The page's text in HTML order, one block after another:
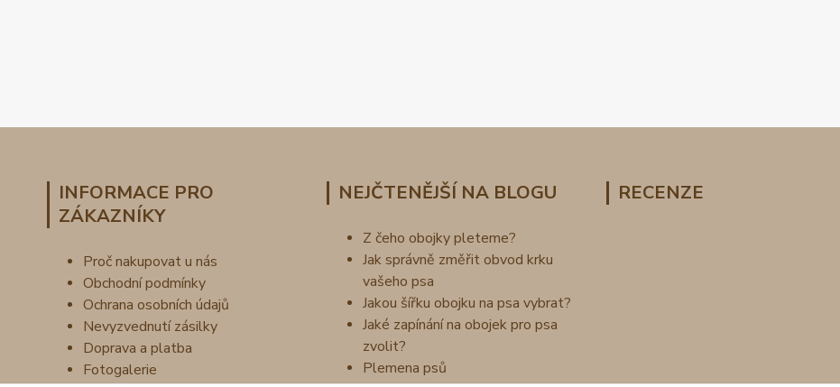
INFORMACE PRO
ZÁKAZNÍKY
Proč nakupovat u nás
Obchodní podmínky
Ochrana osobních údajů
Nevyzvednutí zásilky
Doprava a platba
Fotogalerie
NEJČTENĚJŠÍ NA BLOGU
Z čeho obojky pleteme?
Jak správně změřit obvod krku
vašeho psa
Jakou šířku obojku na psa vybrat?
Jaké zapínání na obojek pro psa
zvolit?
Plemena psů
RECENZE